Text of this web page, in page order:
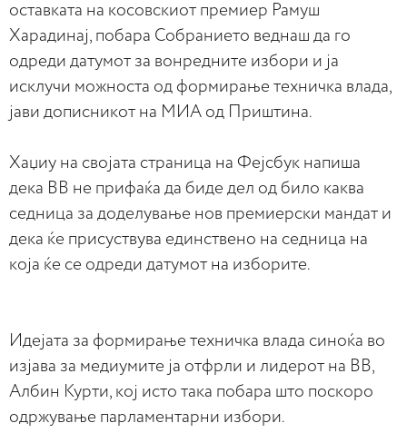
оставката на косовскиот премиер Рамуш
Харадинај, побара Собранието веднаш да го
одреди датумот за вонредните избори и ја
исклучи можноста од формирање техничка влада,
јави дописникот на МИА од Приштина.
Хаџиу на својата страница на Фејсбук напиша
дека ВВ не прифаќа да биде дел од било каква
седница за доделување нов премиерски мандат и
дека ќе присуствува единствено на седница на
која ќе се одреди датумот на изборите.
Идејата за формирање техничка влада синоќа во
изјава за медиумите ја отфрли и лидерот на ВВ,
Албин Курти, кој исто така побара што поскоро
одржување парламентарни избори.